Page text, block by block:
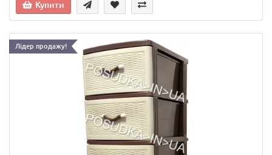
Купити
Лідер продажу!